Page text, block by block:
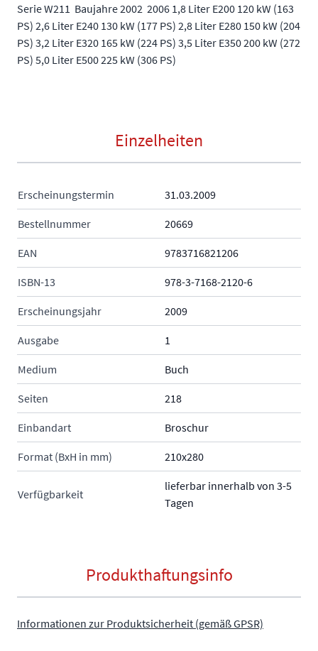
Serie W211  Baujahre 2002  2006 1,8 Liter E200 120 kW (163
PS) 2,6 Liter E240 130 kW (177 PS) 2,8 Liter E280 150 kW (204
PS) 3,2 Liter E320 165 kW (224 PS) 3,5 Liter E350 200 kW (272
PS) 5,0 Liter E500 225 kW (306 PS)
Einzelheiten
Erscheinungstermin 31.03.2009
Bestellnummer 20669
EAN 9783716821206
ISBN-13 978-3-7168-2120-6
Erscheinungsjahr 2009
Ausgabe 1
Medium Buch
Seiten 218
Einbandart Broschur
Format (BxH in mm) 210x280
Verfügbarkeit
lieferbar innerhalb von 3-5
Tagen
Produkthaftungsinfo
Informationen zur Produktsicherheit (gemäß GPSR)